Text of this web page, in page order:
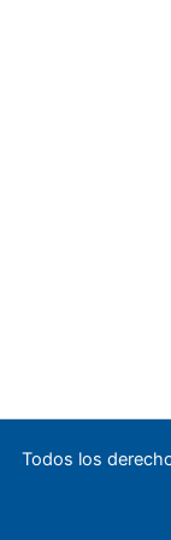
Todos los